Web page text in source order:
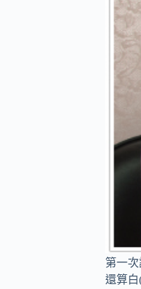
第一
還算